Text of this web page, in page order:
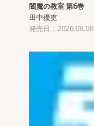
閻魔の教室 第6巻
田中優吏
発売日：2026.08.06